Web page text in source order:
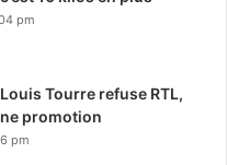
pm
Tourre refuse RTL,
promotion
pm